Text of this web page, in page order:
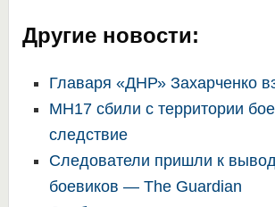
Другие новости:
Главаря «ДНР» Захарченко
MH17 сбили с территории
следствие
Следователи пришли к
боевиков — The Guardian